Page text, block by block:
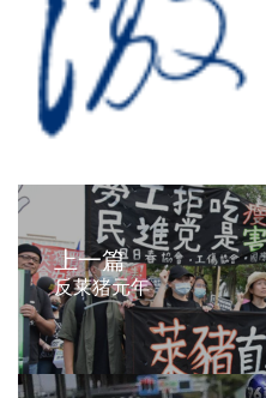
上一篇
反莱猪元年